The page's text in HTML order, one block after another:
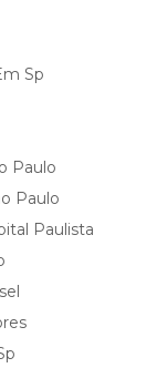
Sp
Paulo
Paulo
Paulista